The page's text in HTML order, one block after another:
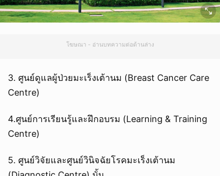
โฆษณา - อ่านบทความต่อด้านล่าง
3. ศูนย์ดูแลผู้ป่วยมะเร็งเต้านม (Breast Cancer Care
Centre)
4.ศูนย์การเรียนรู้และฝึกอบรม (Learning & Training
Centre)
5. ศูนย์วิจัยและศูนย์วินิจฉัยโรคมะเร็งเต้านม